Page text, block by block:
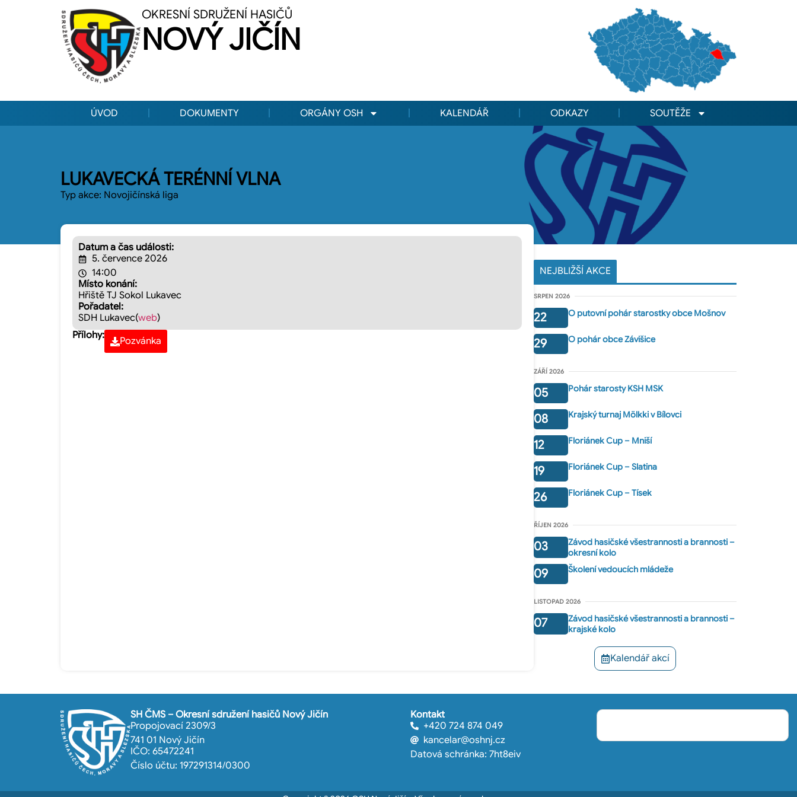
OKRESNÍ SDRUŽENÍ HASIČŮ
NOVÝ JIČÍN
ÚVOD DOKUMENTY ORGÁNY OSH KALENDÁŘ ODKAZY SOUTĚŽE
LUKAVECKÁ TERÉNNÍ VLNA
Typ akce: Novojičínská liga
Datum a čas události:
5. července 2026
14:00
Místo konání:
Hřiště TJ Sokol Lukavec
Pořadatel:
SDH Lukavec(web)
Přílohy:
Pozvánka
NEJBLIŽŠÍ AKCE
SRPEN 2026
22 O putovní pohár starostky obce Mošnov
29 O pohár obce Závišice
ZÁŘÍ 2026
05 Pohár starosty KSH MSK
08 Krajský turnaj Mölkki v Bílovci
12 Floriánek Cup – Mniší
19 Floriánek Cup – Slatina
26 Floriánek Cup – Tísek
ŘÍJEN 2026
03
Závod hasičské všestrannosti a brannosti –
okresní kolo
09 Školení vedoucích mládeže
LISTOPAD 2026
07
Závod hasičské všestrannosti a brannosti –
krajské kolo
Kalendář akcí
SH ČMS – Okresní sdružení hasičů Nový Jičín
Propojovací 2309/3
741 01 Nový Jičín
IČO: 65472241
Číslo účtu: 197291314/0300
Kontakt
+420 724 874 049
kancelar@oshnj.cz
Datová schránka: 7ht8eiv